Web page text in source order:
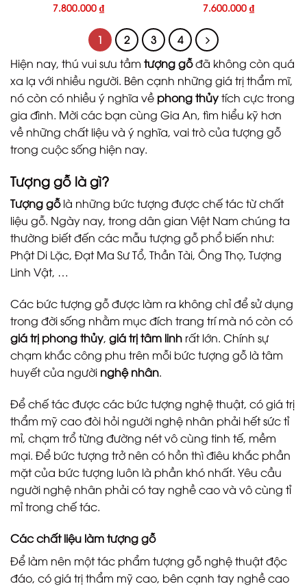
7.800.000 ₫ 7.600.000 ₫
1 2 3 4
Hiện nay, thú vui sưu tầm tượng gỗđã không còn quá
xa lạ với nhiều người. Bên cạnh những giá trị thẩm mĩ,
nó còn có nhiều ý nghĩa về phong thủytích cực trong
gia đình. Mời các bạn cùng Gia An, tìm hiểu kỹ hơn
về những chất liệu và ý nghĩa, vai trò của tượng gỗ
trong cuộc sống hiện nay.
Tượng gỗ là gì?
Tượng gỗlà những bức tượng được chế tác từ chất
liệu gỗ. Ngày nay, trong dân gian Việt Nam chúng ta
thường biết đến các mẫu tượng gỗ phổ biến như:
Phật Di Lặc, Đạt Ma Sư Tổ, Thần Tài, Ông Thọ, Tượng
Linh Vật, …
Các bức tượng gỗ được làm ra không chỉ để sử dụng
trong đời sống nhằm mục đích trang trí mà nó còn có
giá trị phong thủy, giá trị tâm linh rất lớn. Chính sự
chạm khắc công phu trên mỗi bức tượng gỗ là tâm
huyết của người nghệ nhân.
Để chế tác được các bức tượng nghệ thuật, có giá trị
thẩm mỹ cao đòi hỏi người nghệ nhân phải hết sức tỉ
mỉ, chạm trổ từng đường nét vô cùng tinh tế, mềm
mại. Để bức tượng trở nên có hồn thì điêu khắc phần
mặt của bức tượng luôn là phần khó nhất. Yêu cầu
người nghệ nhân phải có tay nghề cao và vô cùng tỉ
mỉ trong chế tác.
Các chất liệu làm tượng gỗ
Để làm nên một tác phẩm tượng gỗ nghệ thuật độc
đáo, có giá trị thẩm mỹ cao, bên cạnh tay nghề cao